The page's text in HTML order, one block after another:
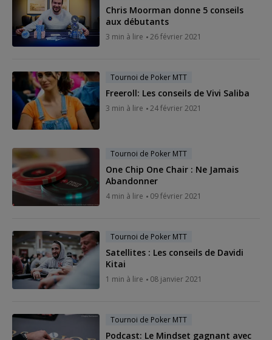
Chris Moorman donne 5 conseils
aux débutants
3 min à lire 26 février 2021
Tournoi de Poker MTT
Freeroll: Les conseils de Vivi Saliba
3 min à lire 24 février 2021
Tournoi de Poker MTT
One Chip One Chair : Ne Jamais
Abandonner
4 min à lire 09 février 2021
Tournoi de Poker MTT
Satellites : Les conseils de Davidi
Kitai
1 min à lire 08 janvier 2021
Tournoi de Poker MTT
Podcast: Le Mindset gagnant avec